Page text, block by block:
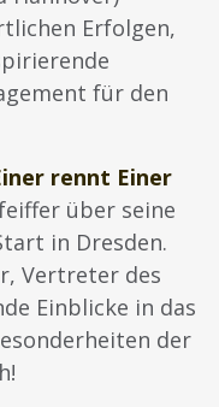
Erfolgen,
für den
rennt Einer
über seine
in Dresden.
Vertreter des
Einblicke in das
der